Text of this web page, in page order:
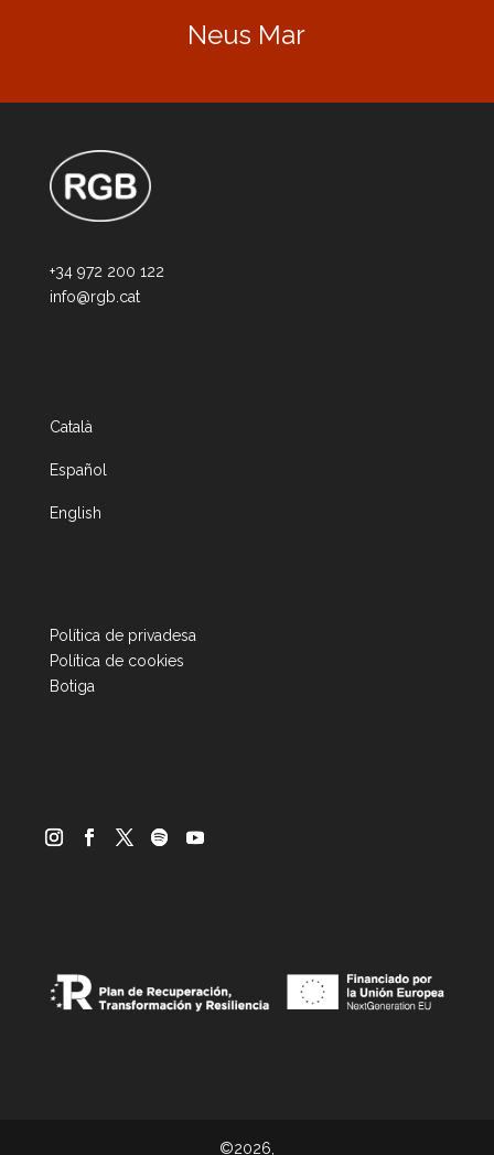
Neus Mar
+34 972 200 122
info@rgb.cat
Català
Español
English
Política de privadesa
Política de cookies
Botiga
©2026,